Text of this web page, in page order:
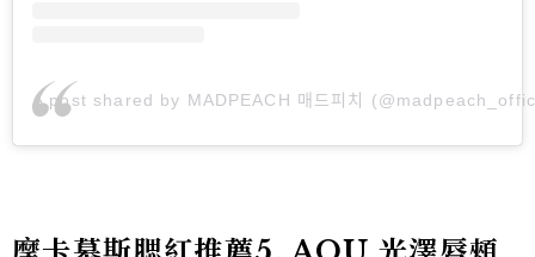
A post shared by MADPEACH 매드피치